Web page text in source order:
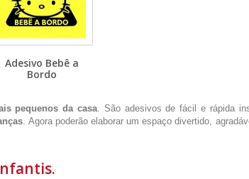
Adesivo Bebê a
Bordo
pequenos da casa. São adesivos de fácil e rápida
. Agora poderão elaborar um espaço divertido,